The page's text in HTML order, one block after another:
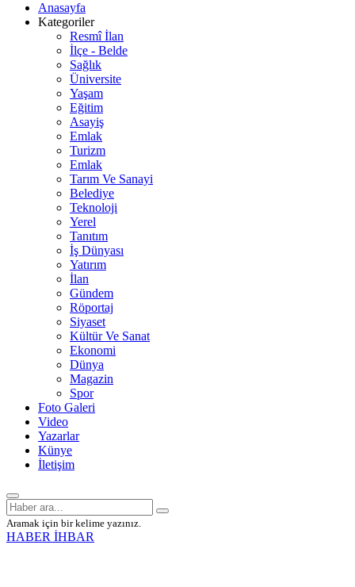
Anasayfa
Kategoriler
Resmî İlan
İlçe - Belde
Sağlık
Üniversite
Yaşam
Eğitim
Asayiş
Emlak
Turizm
Emlak
Tarım Ve Sanayi
Belediye
Teknoloji
Yerel
Tanıtım
İş Dünyası
Yatırım
İlan
Gündem
Röportaj
Siyaset
Kültür Ve Sanat
Ekonomi
Dünya
Magazin
Spor
Foto Galeri
Video
Yazarlar
Künye
İletişim
Aramak için bir kelime yazınız.
HABER İHBAR